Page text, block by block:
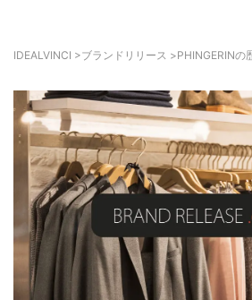
IDEALVINCI >ブランドリリース >PHINGERINの